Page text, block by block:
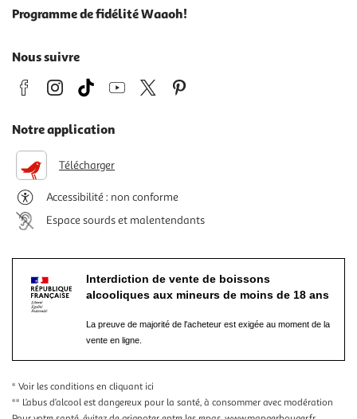
Programme de fidélité Waaoh!
Nous suivre
Notre application
Télécharger
Accessibilité : non conforme
Espace sourds et malentendants
Interdiction de vente de boissons
alcooliques aux mineurs de moins de 18 ans
La preuve de majorité de l'acheteur est exigée au moment de la
vente en ligne.
* Voir les conditions en cliquant ici
** L’abus d’alcool est dangereux pour la santé, à consommer avec modération